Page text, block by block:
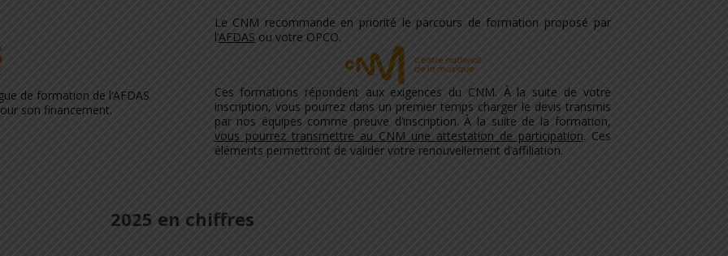
de formation de l’AFDAS
son financement.
Le CNM recommande en priorité le parcours de formation proposé par
l’AFDAS ou votre OPCO.
Ces formations répondent aux exigences du CNM. À la suite de votre
inscription, vous pourrez dans un premier temps charger le devis transmis
par nos équipes comme preuve d’inscription. À la suite de la formation,
vous pourrez transmettre au CNM une attestation de participation. Ces
éléments permettront de valider votre renouvellement d’affiliation.
2025 en chiffres